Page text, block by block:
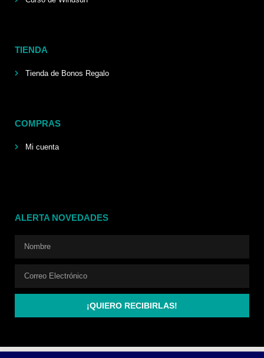
TIENDA
Tienda de Bonos Regalo
COMPRAS
Mi cuenta
ALERTA NOVEDADES
¡QUIERO RECIBIRLAS!